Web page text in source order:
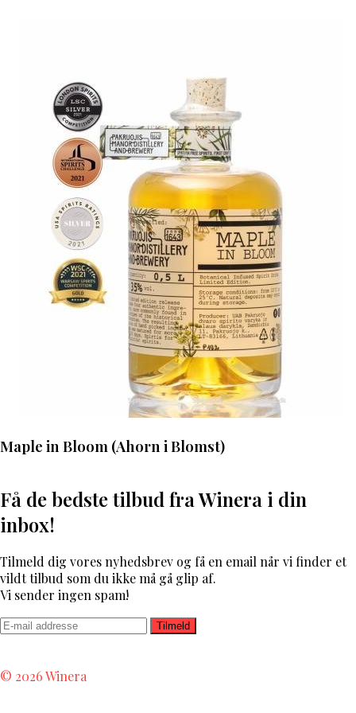
Maple in Bloom (Ahorn i Blomst)
Få de bedste tilbud fra Winera i din
inbox!
Tilmeld dig vores nyhedsbrev og få en email når vi finder et
vildt tilbud som du ikke må gå glip af.
Vi sender ingen spam!
Tilmeld
© 2026 Winera